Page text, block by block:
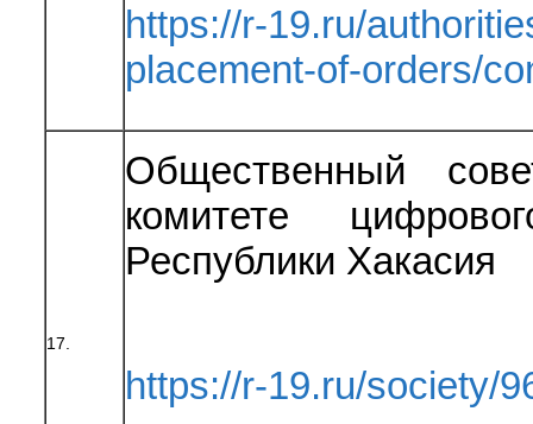
https://r-19.ru/
placement-of-orders/
17.
Общественный
комитете
Республики Хакасия
https://r-19.ru/society/